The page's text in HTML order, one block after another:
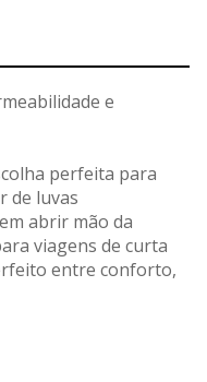
Veja
e
perfeita para
de luvas
abrir mão da
viagens de curta
entre conforto,